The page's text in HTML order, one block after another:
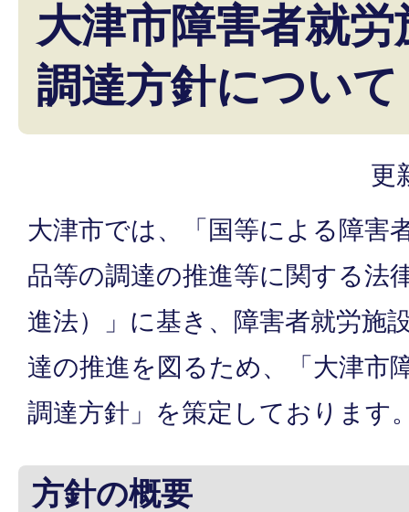
大津市障害者就
調達方針について
更
大津市では、「国等による障害
品等の調達の推進等に関する法
進法）」に基き、障害者就労施
達の推進を図るため、「大津市
調達方針」を策定しております
方針の概要